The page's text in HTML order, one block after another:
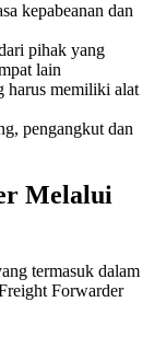
kepabeanan dan
pihak yang
lain
harus memiliki alat
pengangkut dan
Melalui
termasuk dalam
Forwarder